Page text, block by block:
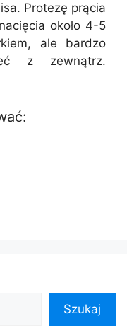
Protezę prącia
około 4-5
ale bardzo
z zewnątrz.
Szukaj